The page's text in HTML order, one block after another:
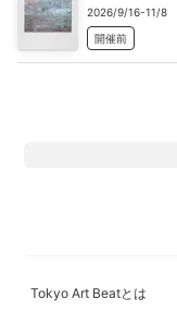
2026/9/16-11/8
開催前
Tokyo Art Beatとは